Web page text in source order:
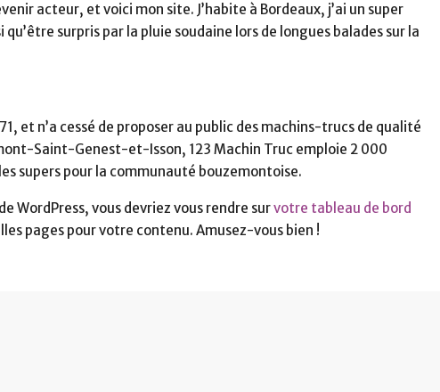
acteur, et voici mon site. J’habite à Bordeaux, j’ai un super
surpris par la pluie soudaine lors de longues balades sur la
et n’a cessé de proposer au public des machins-trucs de qualité
Saint-Genest-et-Isson, 123 Machin Truc emploie 2 000
supers pour la communauté bouzemontoise.
WordPress, vous devriez vous rendre survotre tableau de bord
pages pour votre contenu. Amusez-vous bien !